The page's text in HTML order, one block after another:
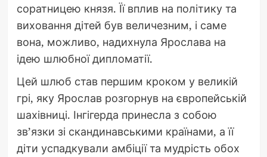
соратницею князя. Її вплив на політику та
виховання дітей був величезним, і саме
вона, можливо, надихнула Ярослава на
ідею шлюбної дипломатії.
Цей шлюб став першим кроком у великій
грі, яку Ярослав розгорнув на європейській
шахівниці. Інгігерда принесла з собою
зв’язки зі скандинавськими країнами, а її
діти успадкували амбіції та мудрість обох